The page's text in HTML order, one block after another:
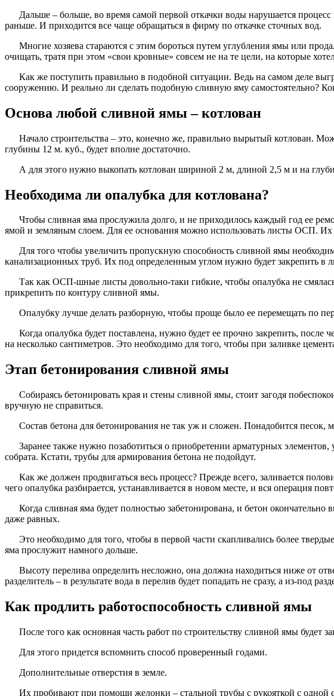
Дальше – больше, во время самой первой откачки воды нарушается
раньше. И приходится все чаще обращаться в фирму по откачке сточных вод.
Многие хозяева стараются с этим бороться путем углубления ямы или
очищать, тратя при этом «свои кровные» совсем не на те цели, на которые
Как же поступить правильно в подобной ситуации. Ведь на самом деле
сооружению. И реально ли сделать подобную сливную яму самостоятельно?
Основа любой сливной ямы – котлован
Начало строительства – это, конечно же, правильно вырытый котлован.
глубины 12 м. куб., будет вполне достаточно.
А для этого нужно выкопать котлован шириной 2 м, длиной 2,5 м и на
Необходима ли опалубка для котлована?
Чтобы сливная яма прослужила долго, и не приходилось каждый год ее
ямой и земляным слоем. Для ее основания можно использовать листы ОСП.
Для того чтобы увеличить пропускную способность сливной ямы
канализационных труб. Их под определенным углом нужно будет закрепить
Так как ОСП-шные листы довольно-таки гибкие, чтобы опалубка не
прикрепить по контуру сливной ямы.
Опалубку лучше делать разборную, чтобы проще было ее перемещать по
Когда опалубка будет поставлена, нужно будет ее прочно закрепить,
на несколько сантиметров. Это необходимо для того, чтобы при заливке
Этап бетонирования сливной ямы
Собираясь бетонировать края и стены сливной ямы, стоит загодя
вручную не справиться.
Состав бетона для бетонирования не так уж и сложен. Понадобится
Заранее также нужно позаботиться о приобретении арматурных
собрата. Кстати, трубы для армирования бетона не подойдут.
Как же должен продвигаться весь процесс? Прежде всего, заливается
чего опалубка разбирается, устанавливается в новом месте, и вся операция
Когда сливная яма будет полностью забетонирована, и бетон
даже равных.
Это необходимо для того, чтобы в первой части скапливались более
яма прослужит намного дольше.
Высоту перелива определить несложно, она должна находиться ниже от
разделитель – в результате вода в перелив будет попадать не сразу, а из-под
Как продлить работоспособность сливной ямы
После того как основная часть работ по строительству сливной ямы
Для этого придется вспомнить способ проверенный годами.
Дополнительные отверстия в земле.
Их пробивают при помощи желонки – стальной трубы с рукояткой с одной